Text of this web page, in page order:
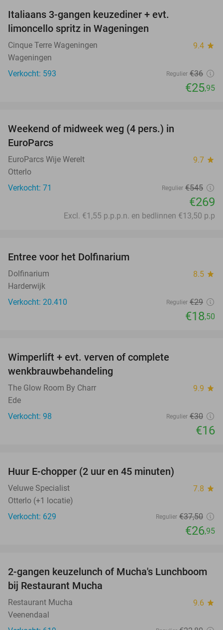
Italiaans 3-gangen keuzediner + evt.
limoncello spritz in Wageningen
Cinque Terre Wageningen 9.4 star
Wageningen
Verkocht: 593
Regulier €36
€25,95
Weekend of midweek weg (4 pers.) in
EuroParcs
EuroParcs Wije Werelt 9.7 star
Otterlo
Verkocht: 71
Regulier €545
€269
Excl. €1,55 p.p.p.n. en bedlinnen €13,50 p.p
Entree voor het Dolfinarium
Dolfinarium 8.5 star
Harderwijk
Verkocht: 20.410
Regulier €29
€18,50
Wimperlift + evt. verven of complete
wenkbrauwbehandeling
The Glow Room By Charr 9.9 star
Ede
Verkocht: 98
Regulier €30
€16
Huur E-chopper (2 uur en 45 minuten)
Veluwe Specialist 7.8 star
Otterlo (+1 locatie)
Verkocht: 629
Regulier €37,50
€26,95
39%
2-gangen keuzelunch of Mucha's Lunchboom
bij Restaurant Mucha
Restaurant Mucha 9.6 star
Veenendaal